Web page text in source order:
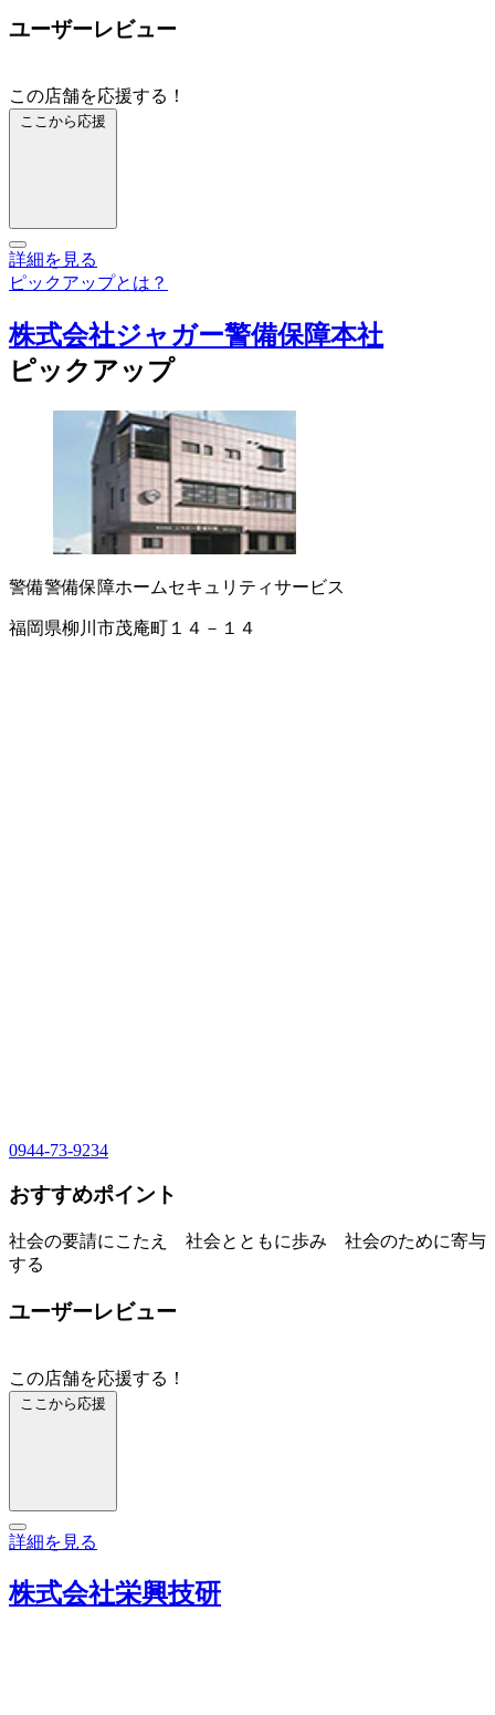
ユーザーレビュー
この店舗を応援する！
ここから応援
詳細を見る
ピックアップとは？
株式会社ジャガー警備保障本社
ピックアップ
警備警備保障ホームセキュリティサービス
福岡県柳川市茂庵町１４－１４
0944-73-9234
おすすめポイント
社会の要請にこたえ 社会とともに歩み 社会のために寄与
する
ユーザーレビュー
この店舗を応援する！
ここから応援
詳細を見る
株式会社栄興技研